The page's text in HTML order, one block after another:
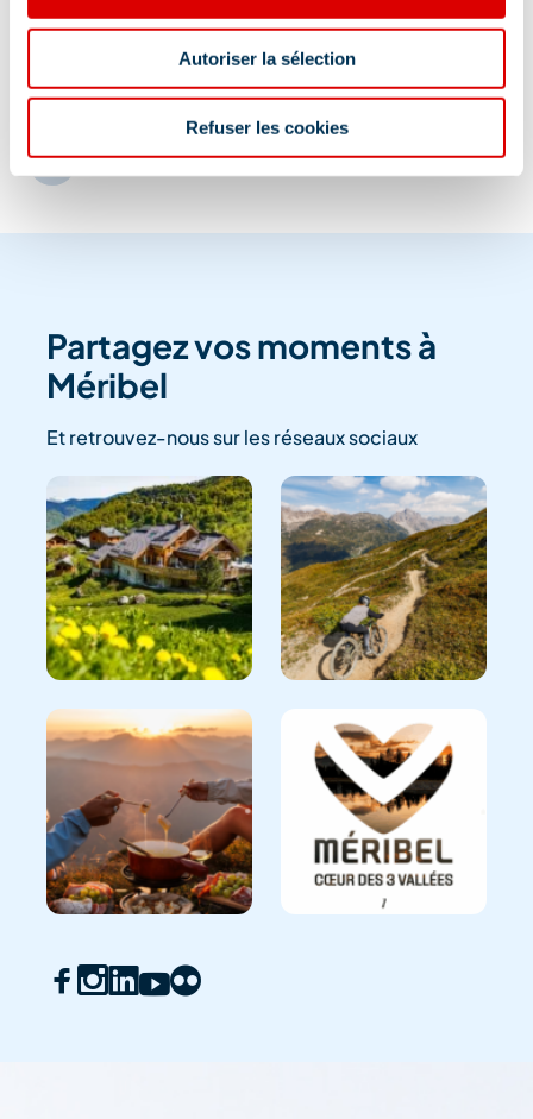
Autoriser la sélection
Refuser les cookies
Information mise à jour le
28/10/2025
Partagez vos moments à
Méribel
Et retrouvez-nous sur les réseaux sociaux